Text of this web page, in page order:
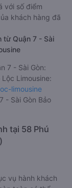
với số điểm
khách hàng đã
từ Quận 7 - Sài
7 - Sài Gòn:
Limousine:
limousine
- Sài Gòn Bảo
tại 58 Phú
vụ hành khách